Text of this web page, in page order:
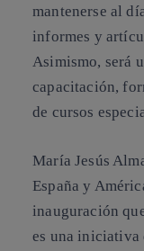
mantenerse al
informes y
Asimismo, será
capacitación,
de cursos
María Jesús
España y
inauguración
es una iniciativa